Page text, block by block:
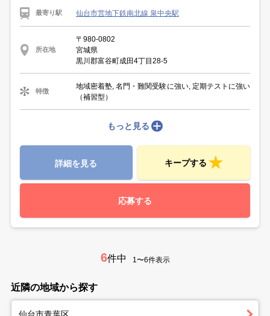
最寄り駅 仙台市営地下鉄南北線 泉中央駅
所在地
〒980-0802
宮城県
黒川郡富谷町成田4丁目28-5
特徴
地域密着塾, 名門・難関受験に強い, 定期テストに強い
（補習型）
もっと見る
詳細を見る キープする
応募する
6件中 1〜6件表示
近隣の地域から探す